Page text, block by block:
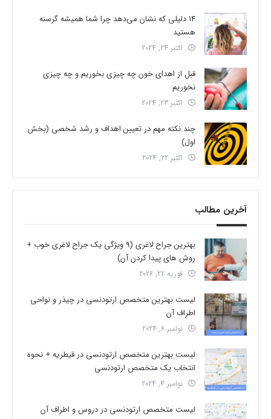
14 دلیلی که نشان می‌دهد چرا شما همیشه گرسنه
هستید
اکتبر 24, 2024
قبل از اهدای خون چه چیزی بخوریم و چه چیزی
نخوریم
اکتبر 23, 2024
چند نکته مهم در تعیین اهداف و رشد شخصی (بخش
اول)
اکتبر 22, 2024
آخرین مطالب
بهترین جراح لاغری (9 ویژگی یک جراح لاغری خوب +
روش های پیدا کردن آن)
فوریه 22, 2026
لیست بهترین متخصص ارتودنسی در چیذر و نواحی
اطراف آن
نوامبر 6, 2024
لیست بهترین متخصص ارتودنسی در قیطریه + نحوه
انتخاب یک متخصص ارتودنسی
نوامبر 4, 2024
لیست متخصص ارتودنسی در دروس و اطراف آن